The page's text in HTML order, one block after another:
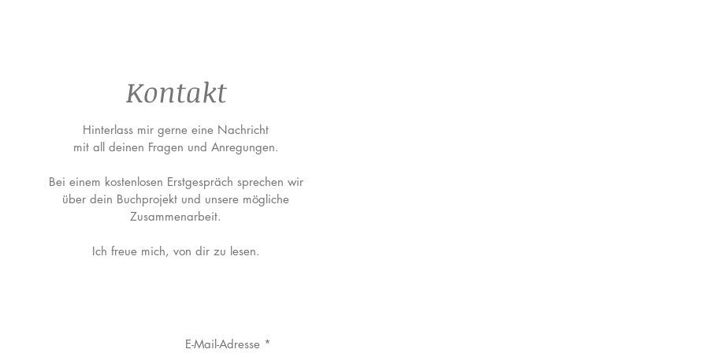
Kontakt
Hinterlass mir gerne eine Nachricht
mit all deinen Fragen und Anregungen.
Bei einem kostenlosen Erstgespräch sprechen wir
über dein Buchprojekt und unsere mögliche
Zusammenarbeit.
Ich freue mich, von dir zu lesen.
E-Mail-Adresse